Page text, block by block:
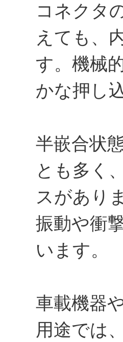
コネクタ
えても、
す。機械
かな押し
半嵌合状
とも多く
スがあり
振動や衝
います。
車載機器
用途では